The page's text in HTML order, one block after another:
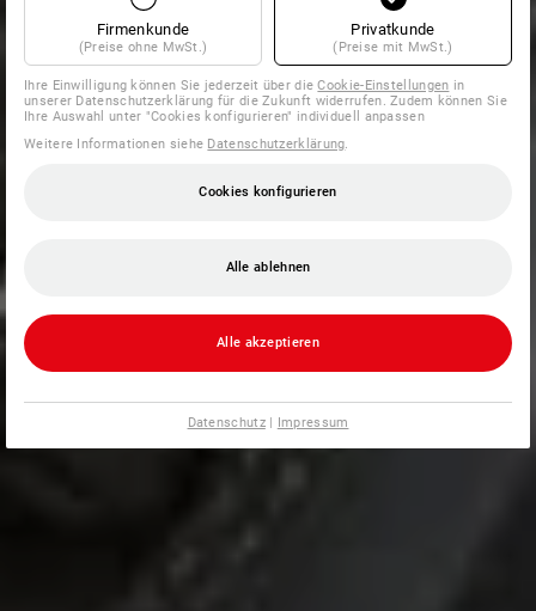
Firmenkunde
(Preise ohne MwSt.)
Privatkunde
(Preise mit MwSt.)
Ihre Einwilligung können Sie jederzeit über dieCookie-Einstellungen in
unserer Datenschutzerklärung für die Zukunft widerrufen. Zudem können Sie
Ihre Auswahl unter "Cookies konfigurieren" individuell anpassen
Weitere Informationen siehe Datenschutzerklärung
Cookies konfigurieren
Alle ablehnen
Alle akzeptieren
Datenschutz| Impressum